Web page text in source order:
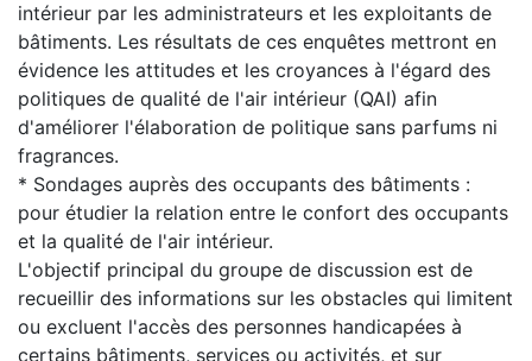
intérieur par les administrateurs et les exploitants de
bâtiments. Les résultats de ces enquêtes mettront en
évidence les attitudes et les croyances à l'égard des
politiques de qualité de l'air intérieur (QAI) afin
d'améliorer l'élaboration de politique sans parfums ni
fragrances.
* Sondages auprès des occupants des bâtiments :
pour étudier la relation entre le confort des occupants
et la qualité de l'air intérieur.
L'objectif principal du groupe de discussion est de
recueillir des informations sur les obstacles qui limitent
ou excluent l'accès des personnes handicapées à
certains bâtiments, services ou activités, et sur